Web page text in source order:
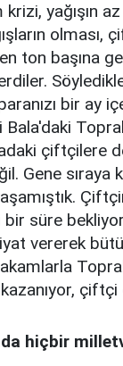
yağışın
ton başına
bir ay
Bala'daki
çiftçilere
Gene sıraya
süre
vererek
çiftçi
hiçbir